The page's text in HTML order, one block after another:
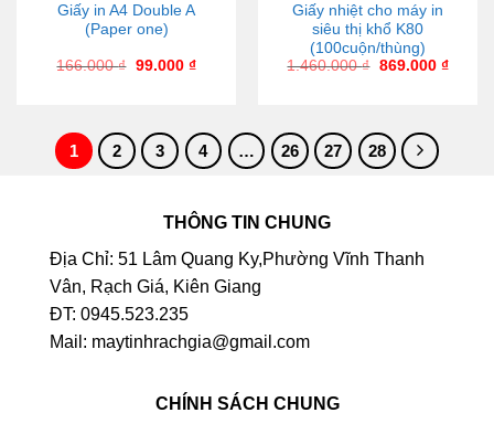
Giấy in A4 Double A
(Paper one)
166.000₫ 99.000 ₫
Giấy nhiệt cho máy in
siêu thị khổ K80
(100cuộn/thùng)
1.460.000₫ 869.000 ₫
1 2 3 4 … 26 27 28
THÔNG TIN CHUNG
Địa Chỉ: 51 Lâm Quang Ky,Phường Vĩnh Thanh
Vân, Rạch Giá, Kiên Giang
ĐT: 0945.523.235
Mail: maytinhrachgia@gmail.com
CHÍNH SÁCH CHUNG